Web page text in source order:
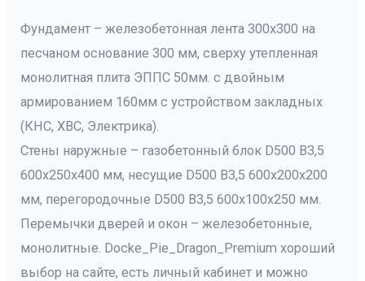
Фундамент – железобетонная лента 300х300 на
песчаном основание 300 мм, сверху утепленная
монолитная плита ЭППС 50мм. с двойным
армированием 160мм с устройством закладных
(КНС, ХВС, Электрика).
Стены наружные – газобетонный блок D500 B3,5
600х250х400 мм, несущие D500 B3,5 600х200х200
мм, перегородочные D500 B3,5 600х100х250 мм.
Перемычки дверей и окон – железобетонные,
монолитные. Docke_Pie_Dragon_Premium хороший
выбор на сайте, есть личный кабинет и можно